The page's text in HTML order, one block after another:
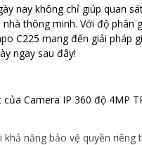
nay không chỉ giúp quan
thông minh. Với độ phân
C225 mang đến giải pháp
ngay sau đây!
Camera IP 360 độ 4MP
khả năng bảo vệ quyền riêng